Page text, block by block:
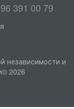
391 00 79
независимости и
2026